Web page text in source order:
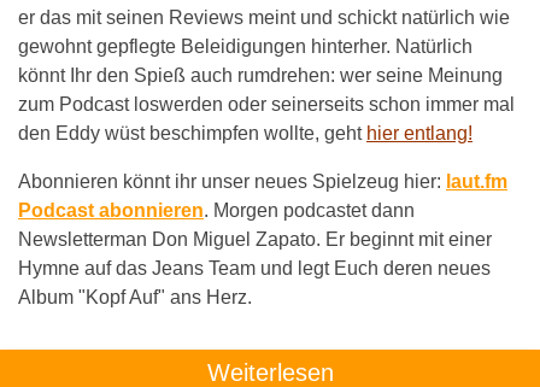
er das mit seinen Reviews meint und schickt natürlich wie
gewohnt gepflegte Beleidigungen hinterher. Natürlich
könnt Ihr den Spieß auch rumdrehen: wer seine Meinung
zum Podcast loswerden oder seinerseits schon immer mal
den Eddy wüst beschimpfen wollte, geht hier entlang!
Abonnieren könnt ihr unser neues Spielzeug hier: laut.fm
Podcast abonnieren. Morgen podcastet dann
Newsletterman Don Miguel Zapato. Er beginnt mit einer
Hymne auf das Jeans Team und legt Euch deren neues
Album "Kopf Auf" ans Herz.
Weiterlesen